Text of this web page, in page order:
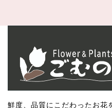
鮮度、品質にこだわったお花